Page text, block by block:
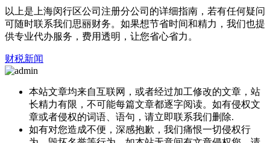
以上是上海闵行区公司注册分公司的详细指南，若有任何疑问
可随时联系我们思丽财务。如果想节省时间和精力，我们也提
供专业代办服务，费用透明，让您省心省力。
财税新闻
本站文章均来自互联网，或者经过加工修改的文章，站
长精力有限，不可能每篇文章都逐字阅读。如有侵权文
章或者侵权的词语、语句，请立即联系我们删除.
如有对您造成不便，深感抱歉，我们痛恨一切侵权行